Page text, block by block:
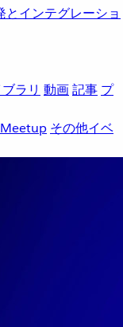
インテグレーショ
ラリ 動画記事 プ
その他イベ